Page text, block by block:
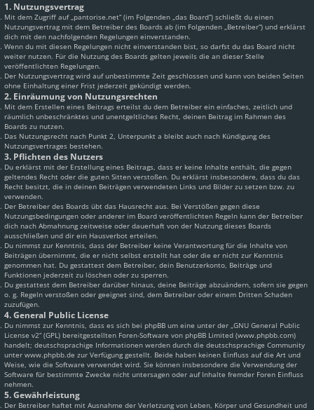
1. Nutzungsvertrag
Mit dem Zugriff auf „pantorise.net“ (im Folgenden „das Board“) schließt du einen
Nutzungsvertrag mit dem Betreiber des Boards ab (im Folgenden „Betreiber“) und erklärst
dich mit den nachfolgenden Regelungen einverstanden.
Wenn du mit diesen Regelungen nicht einverstanden bist, so darfst du das Board nicht
weiter nutzen. Für die Nutzung des Boards gelten jeweils die an dieser Stelle
veröffentlichten Regelungen.
Der Nutzungsvertrag wird auf unbestimmte Zeit geschlossen und kann von beiden Seiten
ohne Einhaltung einer Frist jederzeit gekündigt werden.
2. Einräumung von Nutzungsrechten
Mit dem Erstellen eines Beitrags erteilst du dem Betreiber ein einfaches, zeitlich und
räumlich unbeschränktes und unentgeltliches Recht, deinen Beitrag im Rahmen des
Boards zu nutzen.
Das Nutzungsrecht nach Punkt 2, Unterpunkt a bleibt auch nach Kündigung des
Nutzungsvertrages bestehen.
3. Pflichten des Nutzers
Du erklärst mit der Erstellung eines Beitrags, dass er keine Inhalte enthält, die gegen
geltendes Recht oder die guten Sitten verstoßen. Du erklärst insbesondere, dass du das
Recht besitzt, die in deinen Beiträgen verwendeten Links und Bilder zu setzen bzw. zu
verwenden.
Der Betreiber des Boards übt das Hausrecht aus. Bei Verstößen gegen diese
Nutzungsbedingungen oder anderer im Board veröffentlichten Regeln kann der Betreiber
dich nach Abmahnung zeitweise oder dauerhaft von der Nutzung dieses Boards
ausschließen und dir ein Hausverbot erteilen.
Du nimmst zur Kenntnis, dass der Betreiber keine Verantwortung für die Inhalte von
Beiträgen übernimmt, die er nicht selbst erstellt hat oder die er nicht zur Kenntnis
genommen hat. Du gestattest dem Betreiber, dein Benutzerkonto, Beiträge und
Funktionen jederzeit zu löschen oder zu sperren.
Du gestattest dem Betreiber darüber hinaus, deine Beiträge abzuändern, sofern sie gegen
o. g. Regeln verstoßen oder geeignet sind, dem Betreiber oder einem Dritten Schaden
zuzufügen.
4. General Public License
Du nimmst zur Kenntnis, dass es sich bei phpBB um eine unter der „GNU General Public
License v2“ (GPL) bereitgestellten Foren-Software von phpBB Limited (www.phpbb.com)
handelt; deutschsprachige Informationen werden durch die deutschsprachige Community
unter www.phpbb.de zur Verfügung gestellt. Beide haben keinen Einfluss auf die Art und
Weise, wie die Software verwendet wird. Sie können insbesondere die Verwendung der
Software für bestimmte Zwecke nicht untersagen oder auf Inhalte fremder Foren Einfluss
nehmen.
5. Gewährleistung
Der Betreiber haftet mit Ausnahme der Verletzung von Leben, Körper und Gesundheit und